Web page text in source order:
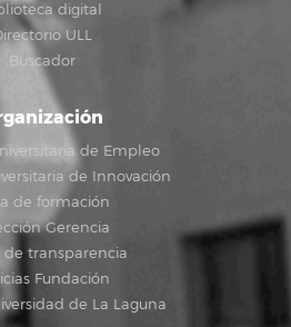
digital
ULL
Buscador
de Empleo
de Innovación
de formación
Gerencia
de transparencia
Fundación
de La Laguna